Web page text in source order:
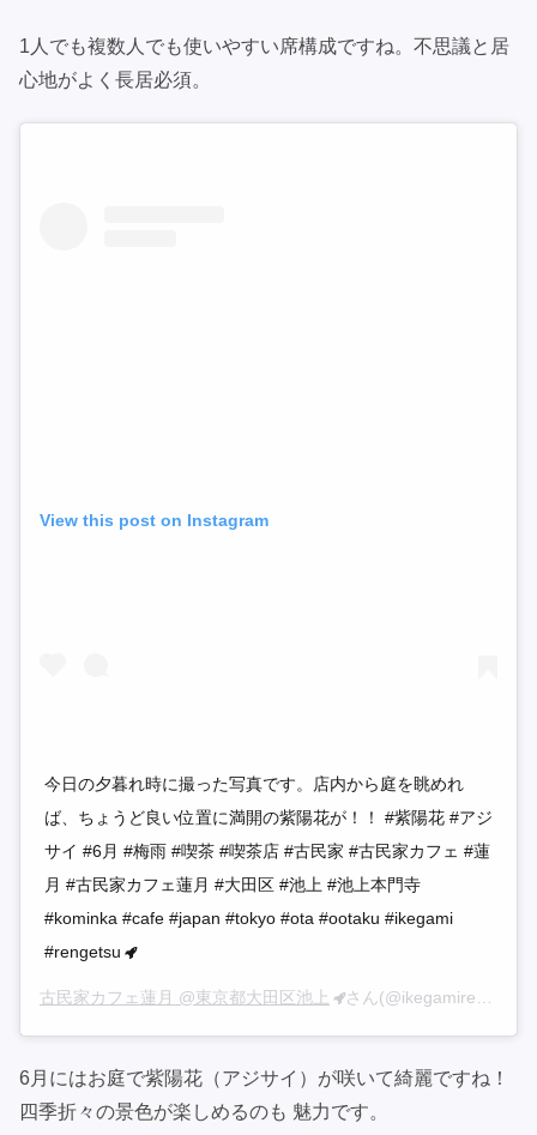
1人でも複数人でも使いやすい席構成ですね。不思議と居
心地がよく長居必須。
View this post on Instagram
今日の夕暮れ時に撮った写真です。店内から庭を眺めれ
ば、ちょうど良い位置に満開の紫陽花が！！ #紫陽花 #アジ
サイ #6月 #梅雨 #喫茶 #喫茶店 #古民家 #古民家カフェ #蓮
月 #古民家カフェ蓮月 #大田区 #池上 #池上本門寺
#kominka #cafe #japan #tokyo #ota #ootaku #ikegami
#rengetsu
古民家カフェ蓮月 @東京都大田区池上 さん(@ikegamirengetsu)がシェアした投稿 –
6月にはお庭で紫陽花（アジサイ）が咲いて綺麗ですね！
四季折々の景色が楽しめるのも 魅力です。